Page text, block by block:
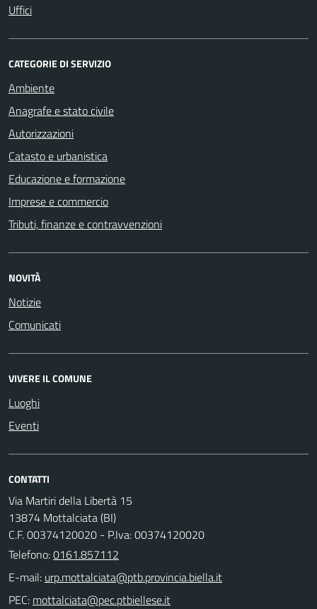
Uffici
CATEGORIE DI SERVIZIO
Ambiente
Anagrafe e stato civile
Autorizzazioni
Catasto e urbanistica
Educazione e formazione
Imprese e commercio
Tributi, finanze e contravvenzioni
NOVITÀ
Notizie
Comunicati
VIVERE IL COMUNE
Luoghi
Eventi
CONTATTI
Via Martiri della Libertà 15
13874 Mottalciata (BI)
C.F. 00374120020 - P.Iva: 00374120020
Telefono:0161.857112
E-mail:
PEC: